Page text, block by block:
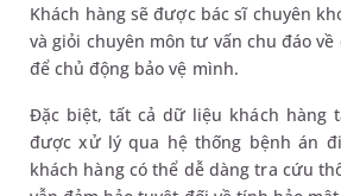
Khách hàng sẽ được bác sĩ chuyên
và giỏi chuyên môn tư vấn chu đáo về
để chủ động bảo vệ mình.
Đặc biệt, tất cả dữ liệu khách hàng
được xử l‎ý qua hệ thống bệnh án
khách hàng có thể dễ dàng tra cứu